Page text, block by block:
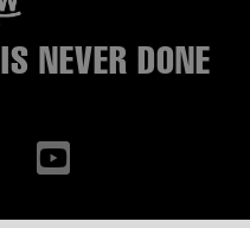
IS NEVER DONE
